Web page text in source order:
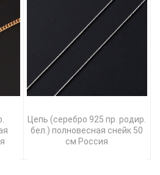
Цепь (серебро 925 пр. родир.
бел.) полновесная снейк 50
см Россия